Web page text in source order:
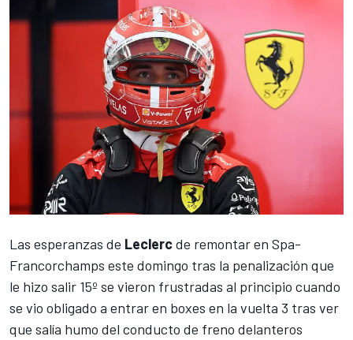
Las esperanzas de Leclercde remontar en Spa-
Francorchamps este domingo tras la penalización que
le hizo salir 15º se vieron frustradas al principio cuando
se vio obligado a entrar en boxes en la vuelta 3 tras ver
que salía humo del conducto de freno delanteros